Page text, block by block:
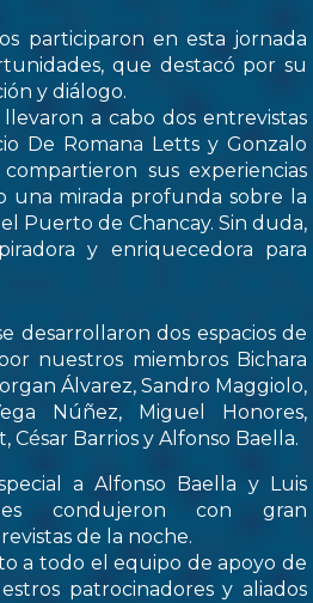
participaron en esta jornada
que destacó por su
y diálogo.
a cabo dos entrevistas
De Romana Letts y Gonzalo
sus experiencias
una mirada profunda sobre la
Puerto de Chancay. Sin duda,
y enriquecedora para
desarrollaron dos espacios de
nuestros miembros Bichara
Álvarez, Sandro Maggiolo,
Núñez, Miguel Honores,
César Barrios y Alfonso Baella.
a Alfonso Baella y Luis
condujeron con gran
de la noche.
a todo el equipo de apoyo de
patrocinadores y aliados